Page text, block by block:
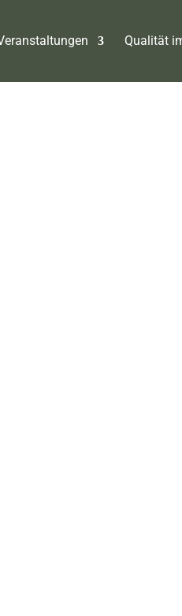
Qualität